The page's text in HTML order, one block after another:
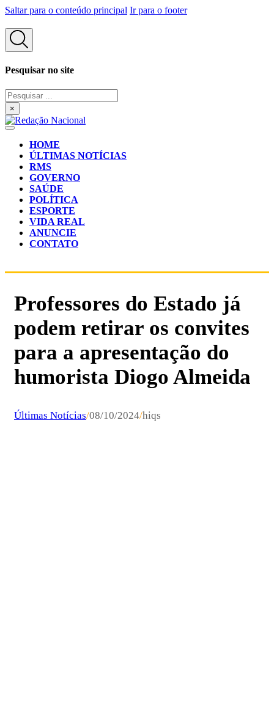
Saltar para o conteúdo principal Ir para o footer
Pesquisar no site
Pesquisar
...×
HOME
ÚLTIMAS NOTÍCIAS
RMS
GOVERNO
SAÚDE
POLÍTICA
ESPORTE
VIDA REAL
ANUNCIE
CONTATO
Professores do Estado já
podem retirar os convites
para a apresentação do
humorista Diogo Almeida
Últimas Notícias/08/10/2024/hiqs